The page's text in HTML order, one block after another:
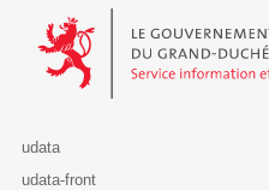
Le Gouvernement du Grand-
udata
udata-front